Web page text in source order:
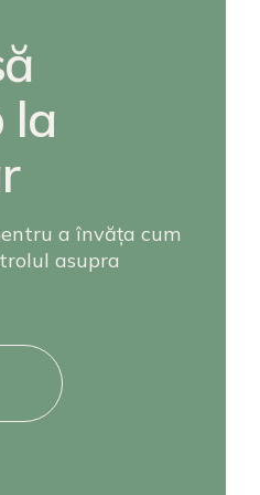
la
a învăța cum
asupra